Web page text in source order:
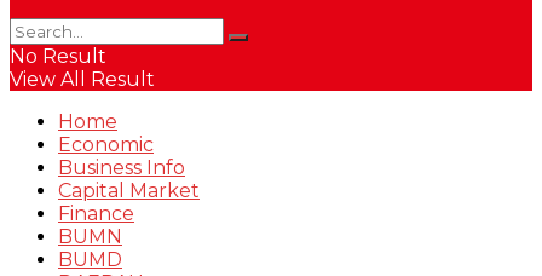
No Result
View All Result
Home
Economic
Business Info
Capital Market
Finance
BUMN
BUMD